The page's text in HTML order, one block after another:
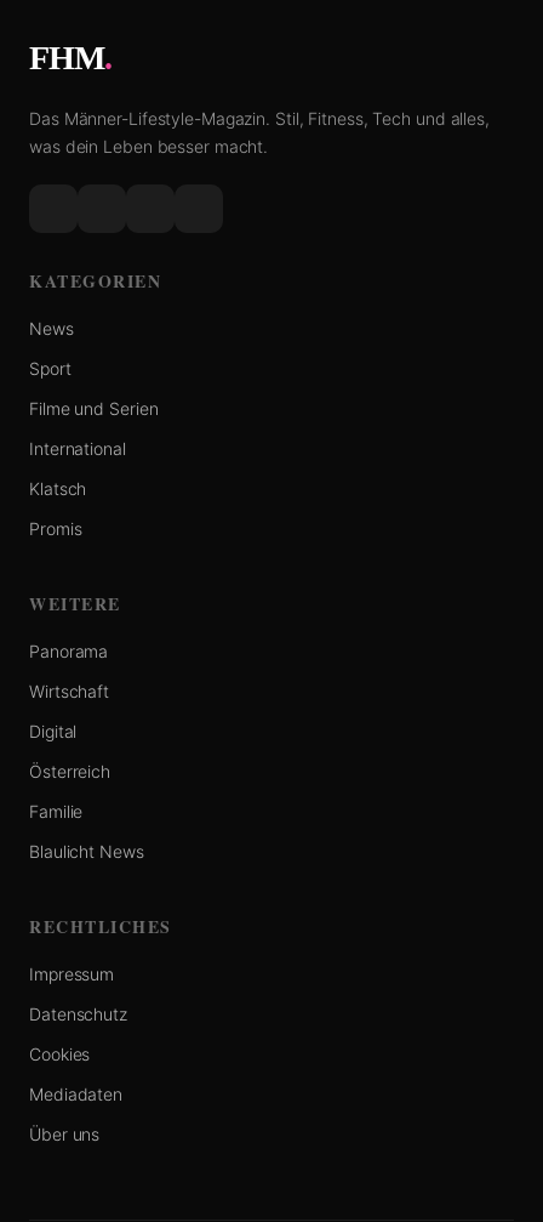
FHM.
Das Männer-Lifestyle-Magazin. Stil, Fitness, Tech und alles,
was dein Leben besser macht.
KATEGORIEN
News
Sport
Filme und Serien
International
Klatsch
Promis
WEITERE
Panorama
Wirtschaft
Digital
Österreich
Familie
Blaulicht News
RECHTLICHES
Impressum
Datenschutz
Cookies
Mediadaten
Über uns